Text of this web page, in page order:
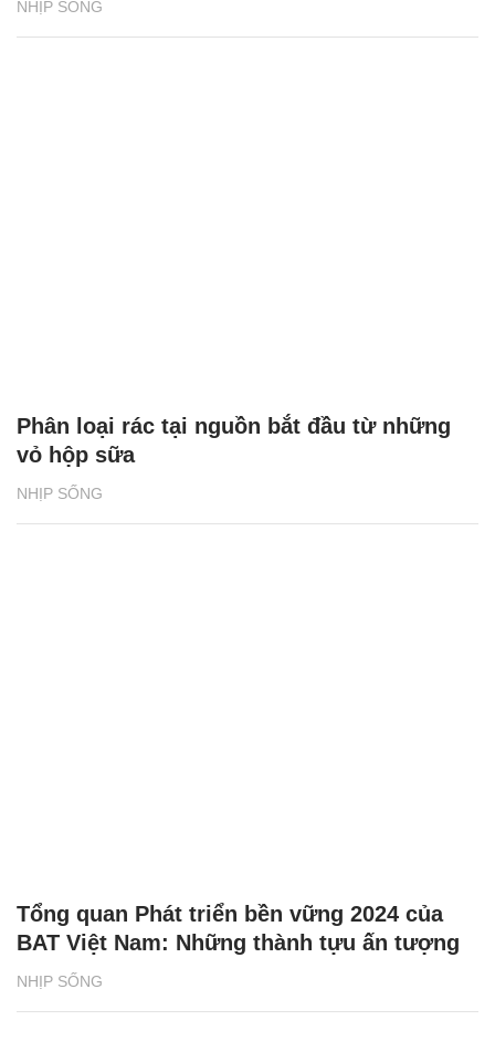
NHỊP SỐNG
NHỊP SỐNG
Phân loại rác tại nguồn bắt đầu từ những
vỏ hộp sữa
NHỊP SỐNG
Tổng quan Phát triển bền vững 2024 của
BAT Việt Nam: Những thành tựu ấn tượng